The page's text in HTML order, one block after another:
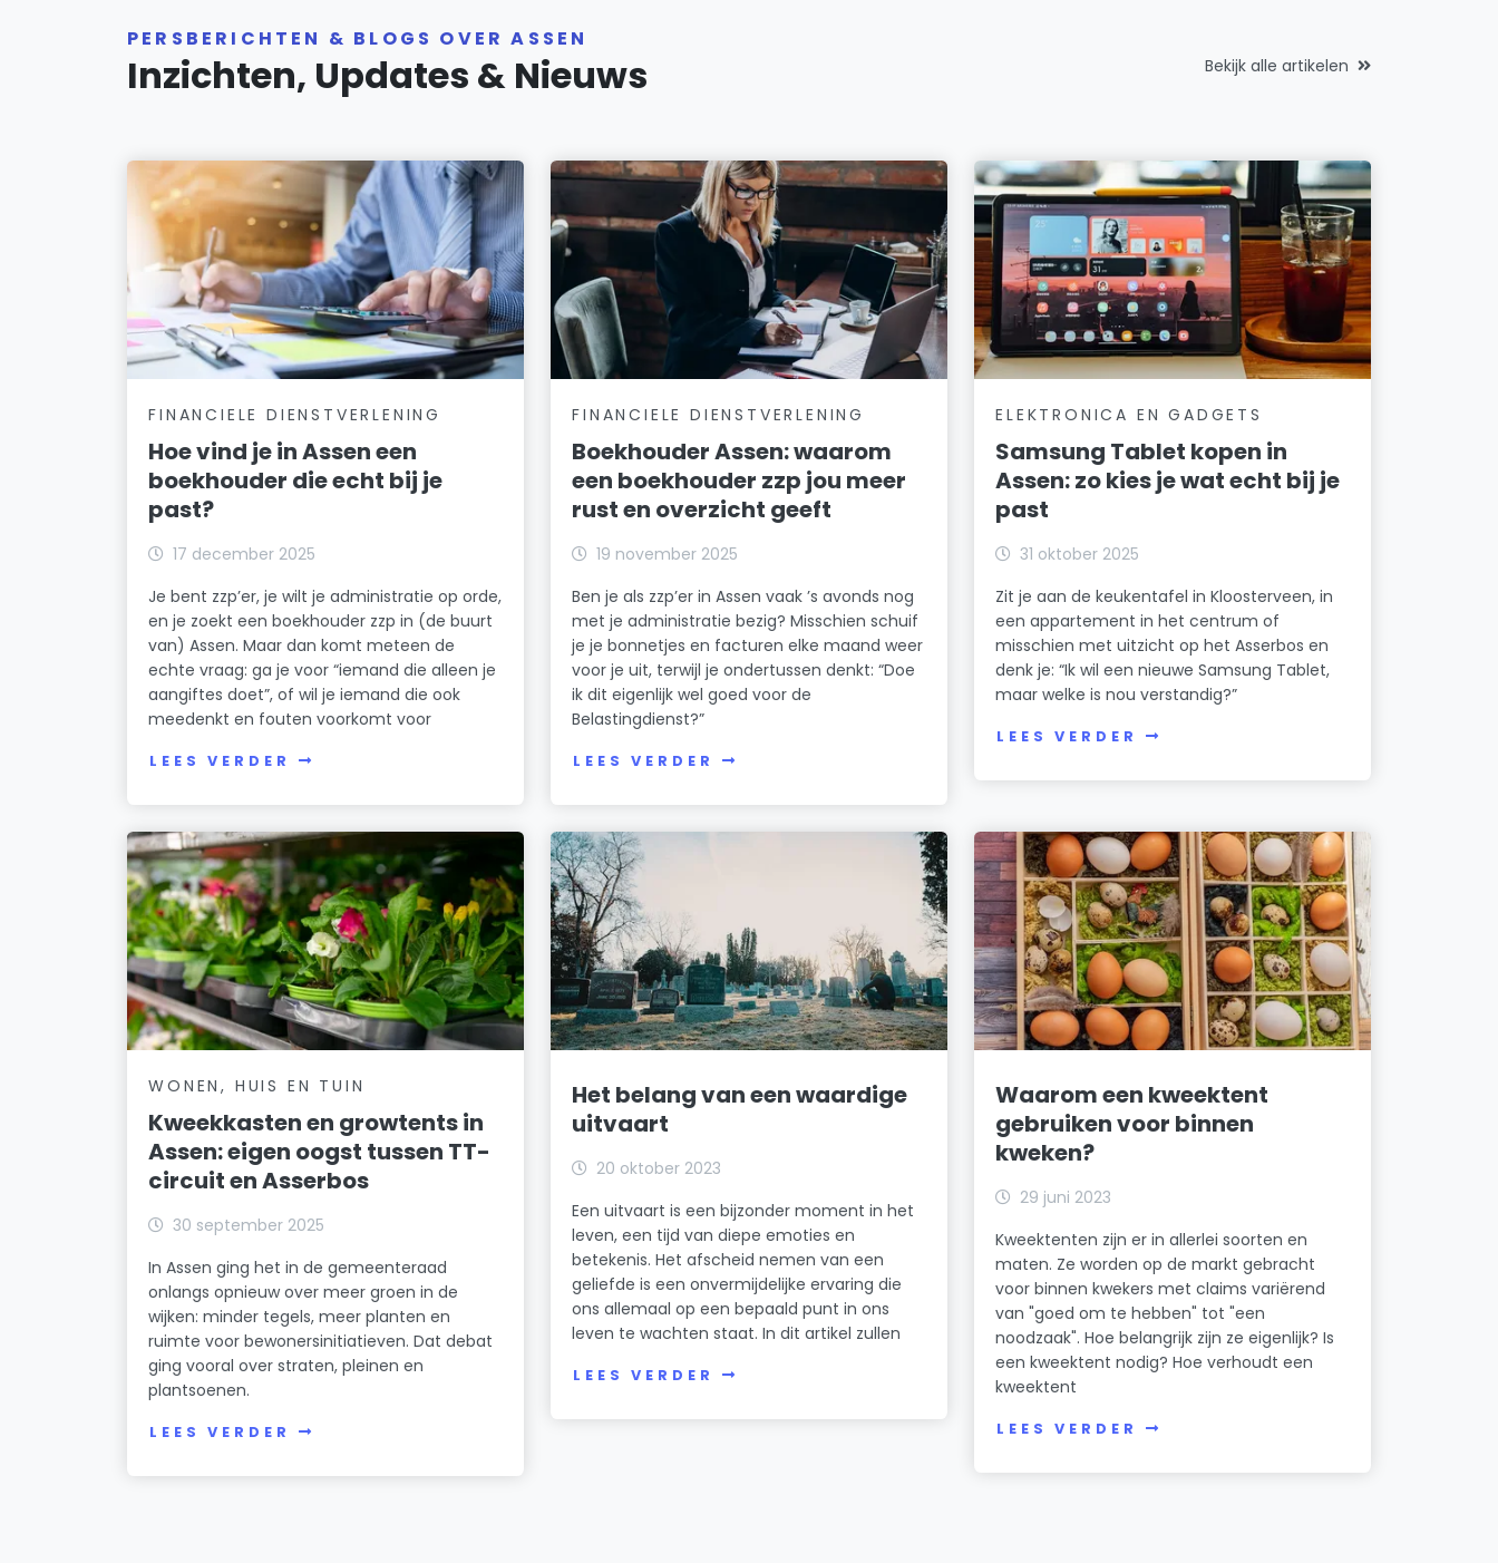
PERSBERICHTEN & BLOGS OVER ASSEN
Inzichten, Updates & Nieuws Bekijk alle artikelen
FINANCIELE DIENSTVERLENING
Hoe vind je in Assen een
boekhouder die echt bij je
past?
17 december 2025
Je bent zzp’er, je wilt je administratie op orde,
en je zoekt een boekhouder zzp in (de buurt
van) Assen. Maar dan komt meteen de
echte vraag: ga je voor “iemand die alleen je
aangiftes doet”, of wil je iemand die ook
meedenkt en fouten voorkomt voor
LEES VERDER
FINANCIELE DIENSTVERLENING
Boekhouder Assen: waarom
een boekhouder zzp jou meer
rust en overzicht geeft
19 november 2025
Ben je als zzp’er in Assen vaak ’s avonds nog
met je administratie bezig? Misschien schuif
je je bonnetjes en facturen elke maand weer
voor je uit, terwijl je ondertussen denkt: “Doe
ik dit eigenlijk wel goed voor de
Belastingdienst?”
LEES VERDER
ELEKTRONICA EN GADGETS
Samsung Tablet kopen in
Assen: zo kies je wat echt bij je
past
31 oktober 2025
Zit je aan de keukentafel in Kloosterveen, in
een appartement in het centrum of
misschien met uitzicht op het Asserbos en
denk je: “Ik wil een nieuwe Samsung Tablet,
maar welke is nou verstandig?”
LEES VERDER
WONEN, HUIS EN TUIN
Kweekkasten en growtents in
Assen: eigen oogst tussen TT-
circuit en Asserbos
30 september 2025
In Assen ging het in de gemeenteraad
onlangs opnieuw over meer groen in de
wijken: minder tegels, meer planten en
ruimte voor bewonersinitiatieven. Dat debat
ging vooral over straten, pleinen en
plantsoenen.
LEES VERDER
Het belang van een waardige
uitvaart
20 oktober 2023
Een uitvaart is een bijzonder moment in het
leven, een tijd van diepe emoties en
betekenis. Het afscheid nemen van een
geliefde is een onvermijdelijke ervaring die
ons allemaal op een bepaald punt in ons
leven te wachten staat. In dit artikel zullen
LEES VERDER
Waarom een kweektent
gebruiken voor binnen
kweken?
29 juni 2023
Kweektenten zijn er in allerlei soorten en
maten. Ze worden op de markt gebracht
voor binnen kwekers met claims variërend
van "goed om te hebben" tot "een
noodzaak". Hoe belangrijk zijn ze eigenlijk? Is
een kweektent nodig? Hoe verhoudt een
kweektent
LEES VERDER